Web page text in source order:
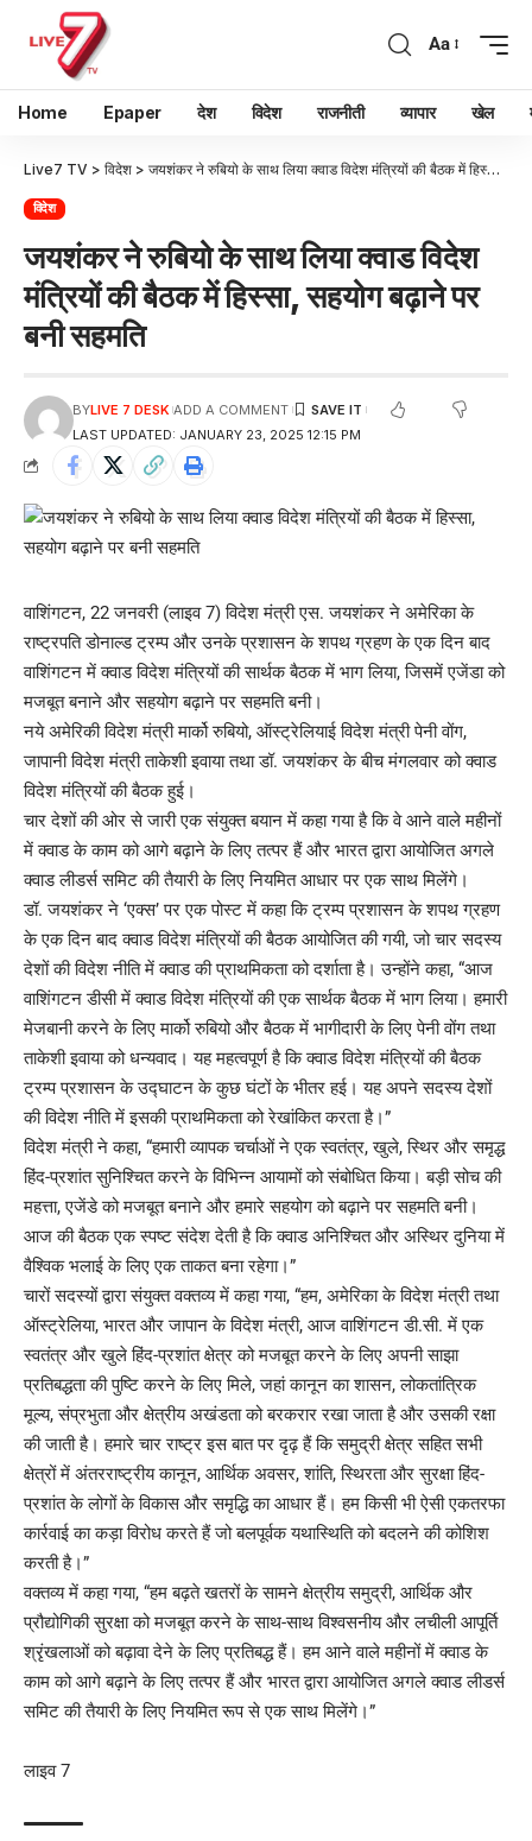
Aa
Home Epaper देश विदेश राजनीती व्यापार खेल
Live7 TV > विदेश > जयशंकर ने रुबियो के साथ लिया क्वाड विदेश मंत्रियों की बैठक में हिस्सा, सहयोग बढ़ाने पर बनी सहमति
विदेश
जयशंकर ने रुबियो के साथ लिया क्वाड विदेश
मंत्रियों की बैठक में हिस्सा, सहयोग बढ़ाने पर
बनी सहमति
LAST UPDATED: JANUARY 23, 2025 12:15 PM
BYLIVE 7 DESK ADD A COMMENT
वाशिंगटन, 22 जनवरी (लाइव 7) विदेश मंत्री एस. जयशंकर ने अमेरिका के
राष्ट्रपति डोनाल्ड ट्रम्प और उनके प्रशासन के शपथ ग्रहण के एक दिन बाद
वाशिंगटन में क्वाड विदेश मंत्रियों की सार्थक बैठक में भाग लिया, जिसमें एजेंडा को
मजबूत बनाने और सहयोग बढ़ाने पर सहमति बनी।
नये अमेरिकी विदेश मंत्री मार्को रुबियो, ऑस्ट्रेलियाई विदेश मंत्री पेनी वोंग,
जापानी विदेश मंत्री ताकेशी इवाया तथा डॉ. जयशंकर के बीच मंगलवार को क्वाड
विदेश मंत्रियों की बैठक हुई।
चार देशों की ओर से जारी एक संयुक्त बयान में कहा गया है कि वे आने वाले महीनों
में क्वाड के काम को आगे बढ़ाने के लिए तत्पर हैं और भारत द्वारा आयोजित अगले
क्वाड लीडर्स समिट की तैयारी के लिए नियमित आधार पर एक साथ मिलेंगे।
डॉ. जयशंकर ने ‘एक्स’ पर एक पोस्ट में कहा कि ट्रम्प प्रशासन के शपथ ग्रहण
के एक दिन बाद क्वाड विदेश मंत्रियों की बैठक आयोजित की गयी, जो चार सदस्य
देशों की विदेश नीति में क्वाड की प्राथमिकता को दर्शाता है। उन्होंने कहा, “आज
वाशिंगटन डीसी में क्वाड विदेश मंत्रियों की एक सार्थक बैठक में भाग लिया। हमारी
मेजबानी करने के लिए मार्को रुबियो और बैठक में भागीदारी के लिए पेनी वोंग तथा
ताकेशी इवाया को धन्यवाद। यह महत्वपूर्ण है कि क्वाड विदेश मंत्रियों की बैठक
ट्रम्प प्रशासन के उद्घाटन के कुछ घंटों के भीतर हई। यह अपने सदस्य देशों
की विदेश नीति में इसकी प्राथमिकता को रेखांकित करता है।”
विदेश मंत्री ने कहा, “हमारी व्यापक चर्चाओं ने एक स्वतंत्र, खुले, स्थिर और समृद्ध
हिंद-प्रशांत सुनिश्चित करने के विभिन्न आयामों को संबोधित किया। बड़ी सोच की
महत्ता, एजेंडे को मजबूत बनाने और हमारे सहयोग को बढ़ाने पर सहमति बनी।
आज की बैठक एक स्पष्ट संदेश देती है कि क्वाड अनिश्चित और अस्थिर दुनिया में
वैश्विक भलाई के लिए एक ताकत बना रहेगा।”
चारों सदस्यों द्वारा संयुक्त वक्तव्य में कहा गया, “हम, अमेरिका के विदेश मंत्री तथा
ऑस्ट्रेलिया, भारत और जापान के विदेश मंत्री, आज वाशिंगटन डी.सी. में एक
स्वतंत्र और खुले हिंद-प्रशांत क्षेत्र को मजबूत करने के लिए अपनी साझा
प्रतिबद्धता की पुष्टि करने के लिए मिले, जहां कानून का शासन, लोकतांत्रिक
मूल्य, संप्रभुता और क्षेत्रीय अखंडता को बरकरार रखा जाता है और उसकी रक्षा
की जाती है। हमारे चार राष्ट्र इस बात पर दृढ़ हैं कि समुद्री क्षेत्र सहित सभी
क्षेत्रों में अंतरराष्ट्रीय कानून, आर्थिक अवसर, शांति, स्थिरता और सुरक्षा हिंद-
प्रशांत के लोगों के विकास और समृद्धि का आधार हैं। हम किसी भी ऐसी एकतरफा
कार्रवाई का कड़ा विरोध करते हैं जो बलपूर्वक यथास्थिति को बदलने की कोशिश
करती है।”
वक्तव्य में कहा गया, “हम बढ़ते खतरों के सामने क्षेत्रीय समुद्री, आर्थिक और
प्रौद्योगिकी सुरक्षा को मजबूत करने के साथ-साथ विश्वसनीय और लचीली आपूर्ति
श्रृंखलाओं को बढ़ावा देने के लिए प्रतिबद्ध हैं। हम आने वाले महीनों में क्वाड के
काम को आगे बढ़ाने के लिए तत्पर हैं और भारत द्वारा आयोजित अगले क्वाड लीडर्स
समिट की तैयारी के लिए नियमित रूप से एक साथ मिलेंगे।”
लाइव 7